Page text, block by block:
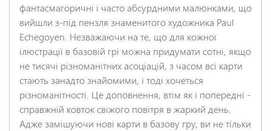
фантасмагоричні і часто абсурдними малюнками, що
вийшли з-під пензля знаменитого художника Paul
Echegoyen. Незважаючи на те, що для кожної
ілюстрації в базовій грі можна придумати сотні, якщо
не тисячі різноманітних асоціацій, з часом всі карти
стають занадто знайомими, і тоді хочеться
різноманітності. Це доповнення, втім як і попередні -
справжній ковток свіжого повітря в жаркий день.
Адже замішуючи нові карти в базову гру, ви не тільки